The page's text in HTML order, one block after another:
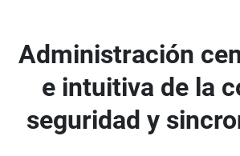
Administración
e intuitiva de la
seguridad y